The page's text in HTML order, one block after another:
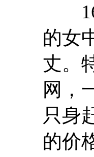
16
的女
丈。
网，
只身
的价